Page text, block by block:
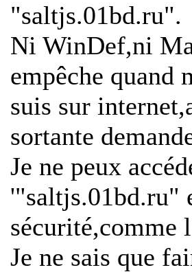
"saltjs.01bd.ru".
Ni WinDef,ni
empêche quand
suis sur
sortante
Je ne peux
'"saltjs.01bd.ru"
sécurité,comme
Je ne sais que